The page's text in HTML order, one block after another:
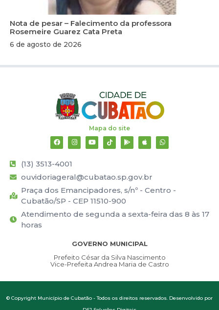
Nota de pesar – Falecimento da professora
Rosemeire Guarez Cata Preta
6 de agosto de 2026
Mapa do site
(13) 3513-4001
ouvidoriageral@cubatao.sp.gov.br
Praça dos Emancipadores, s/nº - Centro -
Cubatão/SP - CEP 11510-900
Atendimento de segunda a sexta-feira das 8 às 17
horas
GOVERNO MUNICIPAL
Prefeito César da Silva Nascimento
Vice-Prefeita Andrea Maria de Castro
© Copyright Município de Cubatão - Todos os direitos reservados. Desenvolvido por